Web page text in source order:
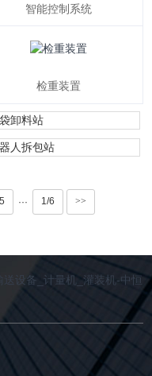
智能控制系统
检重装置
5 ··· 1/6 >>